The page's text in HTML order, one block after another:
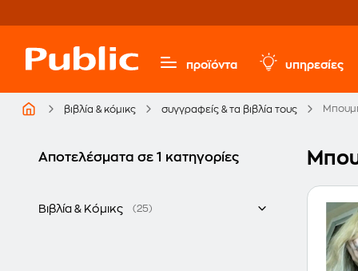
προϊόντα υπηρεσίες
βιβλία & κόμικς συγγραφείς & τα βιβλία τους
Αποτελέσματα σε 1 κατηγορίες
Βιβλία & Κόμικς (25)